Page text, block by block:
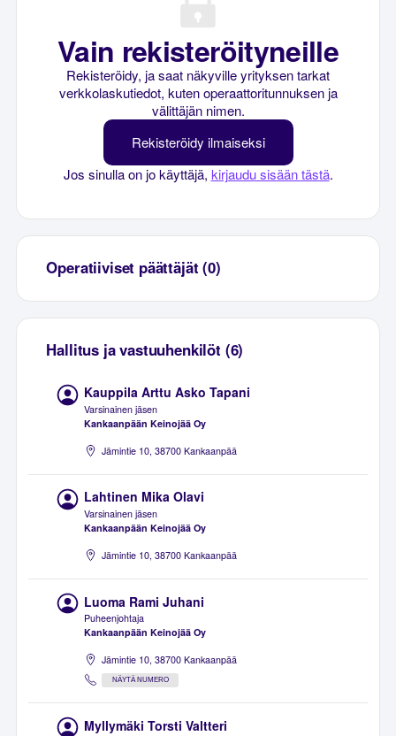
Vain rekisteröityneille
Rekisteröidy, ja saat näkyville yrityksen tarkat
verkkolaskutiedot, kuten operaattoritunnuksen ja
välittäjän nimen.
Rekisteröidy ilmaiseksi
Jos sinulla on jo käyttäjä, kirjaudu sisään tästä.
Operatiiviset päättäjät (0)
Hallitus ja vastuuhenkilöt (6)
Kauppila Arttu Asko Tapani
Varsinainen jäsen
Kankaanpään Keinojää Oy
Jämintie 10, 38700 Kankaanpää
Lahtinen Mika Olavi
Varsinainen jäsen
Kankaanpään Keinojää Oy
Jämintie 10, 38700 Kankaanpää
Luoma Rami Juhani
Puheenjohtaja
Kankaanpään Keinojää Oy
Jämintie 10, 38700 Kankaanpää
NÄYTÄ NUMERO
Myllymäki Torsti Valtteri